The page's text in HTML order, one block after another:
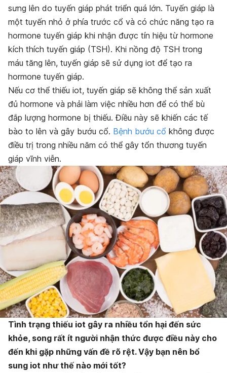
sưng lên do tuyến giáp phát triển quá lớn. Tuyến giáp là
một tuyến nhỏ ở phía trước cổ và có chức năng tạo ra
hormone tuyến giáp khi nhận được tín hiệu từ hormone
kích thích tuyến giáp (TSH). Khi nồng độ TSH trong
máu tăng lên, tuyến giáp sẽ sử dụng iot để tạo ra
hormone tuyến giáp.
Nếu cơ thể thiếu iot, tuyến giáp sẽ không thể sản xuất
đủ hormone và phải làm việc nhiều hơn để có thể bù
đắp lượng hormone bị thiếu. Điều này sẽ khiến các tế
bào to lên và gây bướu cổ. Bệnh bướu cổ không được
điều trị trong nhiều năm có thể gây tổn thương tuyến
giáp vĩnh viễn.
Tình trạng thiếu iot gây ra nhiều tổn hại đến sức
khỏe, song rất ít người nhận thức được điều này cho
đến khi gặp những vấn đề rõ rệt. Vậy bạn nên bổ
sung iot như thế nào mới tốt?